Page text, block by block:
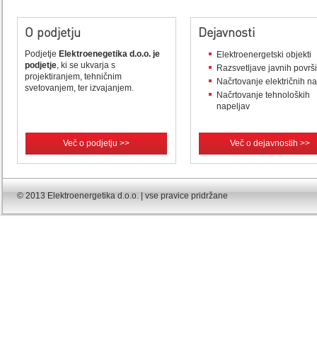
O podjetju
Podjetje Elektroenegetika d.o.o. je
podjetje, ki se ukvarja s
projektiranjem, tehničnim
svetovanjem, ter izvajanjem.
Več o podjetju >>
Dejavnosti
Elektroenergetski objekti
Razsvetljave javnih
Načrtovanje električnih
Načrtovanje tehnoloških
napeljav
Več o dejavnostih >>
© 2013 Elektroenergetika d.o.o. | vse pravice pridržane